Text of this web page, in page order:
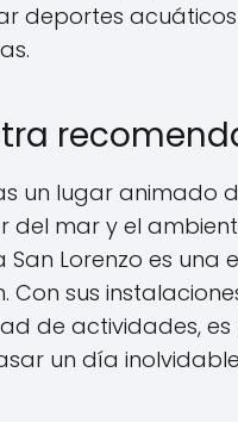
deportes acuáticos
un lugar animado
del mar y el
San Lorenzo es una
Con sus
de actividades,
un día